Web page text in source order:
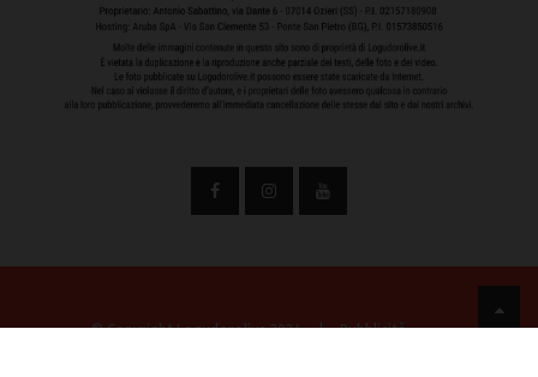
© Copyright Logudorolive 2024 | Pubblicità